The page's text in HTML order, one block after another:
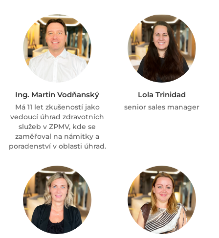
Ing. Martin Vodňanský
Má 11 let zkušeností jako
vedoucí úhrad zdravotních
služeb v ZPMV, kde se
zaměřoval na námitky a
poradenství v oblasti úhrad.
Lola Trinidad
senior sales manager